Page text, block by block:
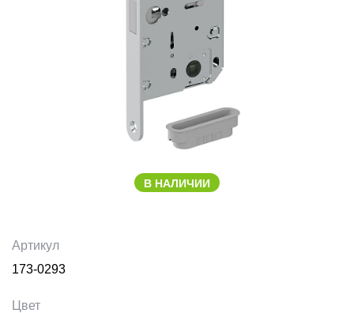
В НАЛИЧИИ
Артикул
173-0293
Цвет